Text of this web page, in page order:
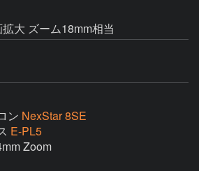
大 ズーム18mm相当
ン NexStar 8SE
E-PL5
Zoom